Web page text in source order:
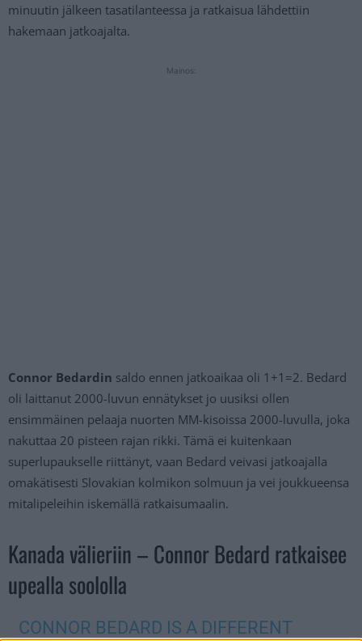
minuutin jälkeen tasatilanteessa ja ratkaisua lähdettiin
hakemaan jatkoajalta.
Mainos:
Connor Bedardin saldo ennen jatkoaikaa oli 1+1=2. Bedard
oli laittanut 2000-luvun ennätykset jo uusiksi ollen
ensimmäinen pelaaja nuorten MM-kisoissa 2000-luvulla, joka
nakuttaa 20 pisteen rajan rikki. Tämä ei kuitenkaan
superlupaukselle riittänyt, vaan Bedard veivasi jatkoajalla
omakätisesti Slovakian kolmikon solmuun ja vei joukkueensa
mitalipeleihin iskemällä ratkaisumaalin.
Kanada välieriin – Connor Bedard ratkaisee
upealla soololla
CONNOR BEDARD IS A DIFFERENT